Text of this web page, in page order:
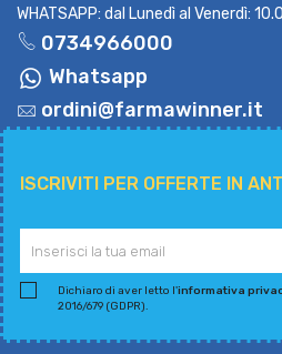
WHATSAPP: dal Lunedì al Venerdì:
0734966000
Whatsapp
ordini@farmawinner.it
ISCRIVITI PER OFFERTE IN
Dichiaro di aver letto l'informativa
2016/679 (GDPR).